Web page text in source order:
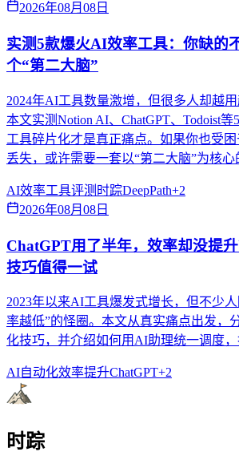
2026年08月08日
实测5款爆火AI效率工具：你缺的
个“第二大脑”
2024年AI工具数量激增，但很多人却越用
本文实测Notion AI、ChatGPT、Todoist
工具碎片化才是真正痛点。如果你也受
丢失，或许需要一套以“第二大脑”为核心
AI效率工具评测 时踪DeepPath+2
2026年08月08日
ChatGPT用了半年，效率却没提
技巧值得一试
2023年以来AI工具爆发式增长，但不少
率越低”的怪圈。本文从真实痛点出发，
化技巧，并介绍如何用AI助理统一调度，
AI自动化效率提升ChatGPT+2
时踪